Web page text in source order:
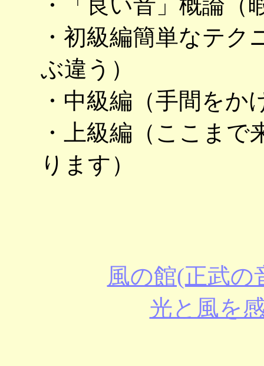
・初級編簡単なテ
ぶ違う）
・中級編（手間を
・上級編（ここま
ります）
風の館(正武の
光と風を